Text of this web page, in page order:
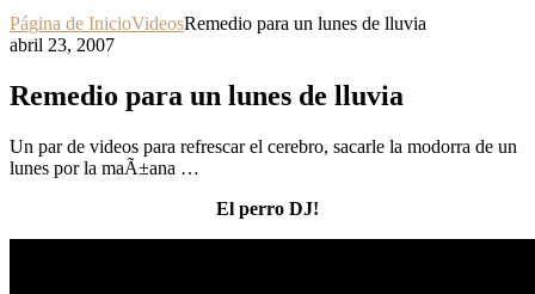
Página de InicioVideosRemedio para un lunes de lluvia
abril 23, 2007
Remedio para un lunes de lluvia
Un par de videos para refrescar el cerebro, sacarle la modorra de un
lunes por la maÃ±ana …
El perro DJ!